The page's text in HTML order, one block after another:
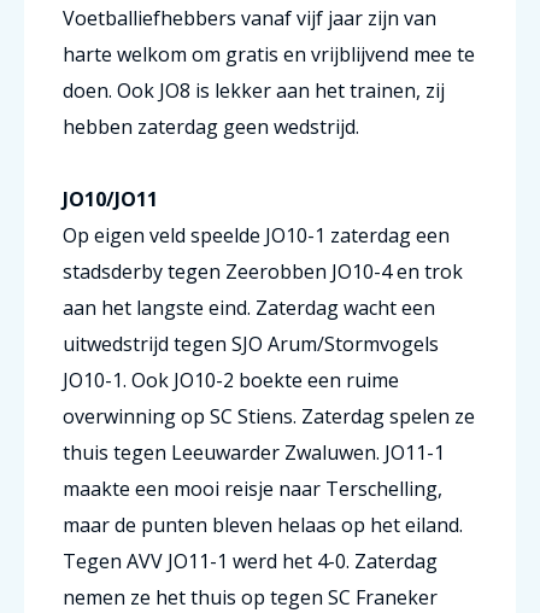
Voetballiefhebbers vanaf vijf jaar zijn van
harte welkom om gratis en vrijblijvend mee te
doen. Ook JO8 is lekker aan het trainen, zij
hebben zaterdag geen wedstrijd.
JO10/JO11
Op eigen veld speelde JO10-1 zaterdag een
stadsderby tegen Zeerobben JO10-4 en trok
aan het langste eind. Zaterdag wacht een
uitwedstrijd tegen SJO Arum/Stormvogels
JO10-1. Ook JO10-2 boekte een ruime
overwinning op SC Stiens. Zaterdag spelen ze
thuis tegen Leeuwarder Zwaluwen. JO11-1
maakte een mooi reisje naar Terschelling,
maar de punten bleven helaas op het eiland.
Tegen AVV JO11-1 werd het 4-0. Zaterdag
nemen ze het thuis op tegen SC Franeker